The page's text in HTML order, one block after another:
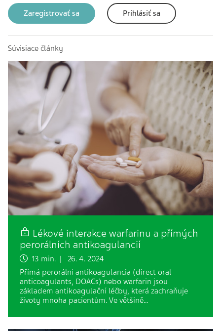
Zaregistrovať sa Prihlásiť sa
Súvisiace články
Lékové interakce warfarinu a přímých
perorálních antikoagulancií
13 min. | 26. 4. 2024
Přímá perorální antikoagulancia (direct oral
anticoagulants, DOACs) nebo warfarin jsou
základem antikoagulační léčby, která zachraňuje
životy mnoha pacientům. Ve většině…